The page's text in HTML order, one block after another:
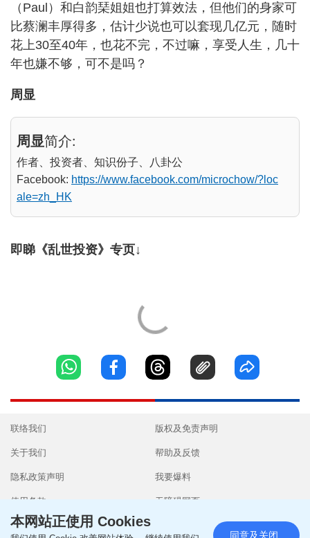
（Paul）和白韵琹姐姐也打算效法，但他们的身家可
比蔡澜丰厚得多，估计少说也可以套现几亿元，随时
花上30至40年，也花不完，不过嘛，享受人生，几十
年也嫌不够，可不是吗？
周显
周显简介:
作者、投资者、知识份子、八卦公
Facebook: https://www.facebook.com/microchow/?loc
ale=zh_HK
即睇《乱世投资》专页↓
联络我们
关于我们
隐私政策声明
使用条款
版权及免责声明
帮助及反馈
我要爆料
无障碍网页
本网站正使用 Cookies
同意及关闭